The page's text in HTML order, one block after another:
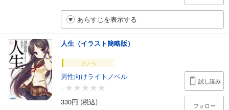
あらすじを表示する
人生（イラスト簡略版）
ラノベ
男性向けライトノベル
-
330円 (税込)
試し読み
フォロー